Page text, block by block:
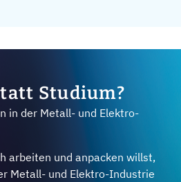
Studium?
in der Metall- und Elektro-
arbeiten und anpacken willst,
Metall- und Elektro-Industrie